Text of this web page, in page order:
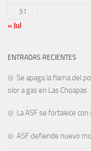
31
« Jul
ENTRADAS RECIENTES
Se apaga la flama del
olor a gas en Las Choapas
La ASF se fortalece
ASF defiende nuevo